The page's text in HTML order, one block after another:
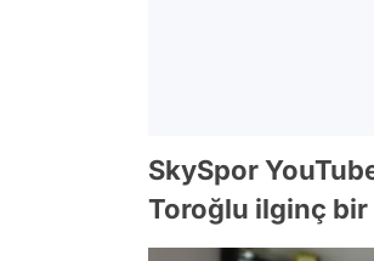
SkySpor
Toroğlu ilginç bir